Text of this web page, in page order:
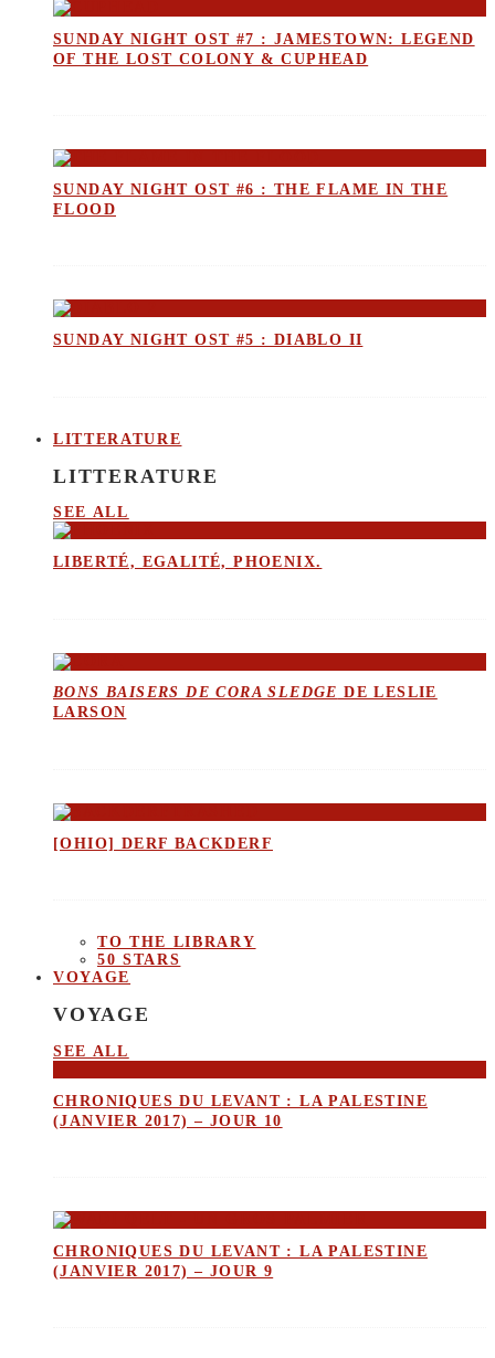
SUNDAY NIGHT OST #7 : JAMESTOWN: LEGEND
OF THE LOST COLONY & CUPHEAD
SUNDAY NIGHT OST #6 : THE FLAME IN THE
FLOOD
SUNDAY NIGHT OST #5 : DIABLO II
LITTERATURE
LITTERATURE
SEE ALL
LIBERTÉ, EGALITÉ, PHOENIX.
BONS BAISERS DE CORA SLEDGE DE LESLIE
LARSON
[OHIO] DERF BACKDERF
TO THE LIBRARY
50 STARS
VOYAGE
VOYAGE
SEE ALL
CHRONIQUES DU LEVANT : LA PALESTINE
(JANVIER 2017) – JOUR 10
CHRONIQUES DU LEVANT : LA PALESTINE
(JANVIER 2017) – JOUR 9